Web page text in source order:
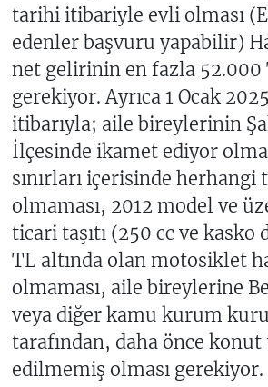
tarihi itibariyle evli olması
edenler başvuru yapabilir)
net gelirinin en fazla 52.000
gerekiyor. Ayrıca 1 Ocak
itibarıyla; aile bireylerinin
İlçesinde ikamet ediyor
sınırları içerisinde herhangi
olmaması, 2012 model ve
ticari taşıtı (250 cc ve kasko
TL altında olan motosiklet
olmaması, aile bireylerine
veya diğer kamu kurum
tarafından, daha önce konut
edilmemiş olması gerekiyor.